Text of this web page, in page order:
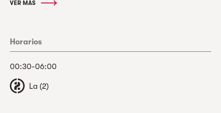
VER MÁS
Horarios
00:30-06:00
La (2)